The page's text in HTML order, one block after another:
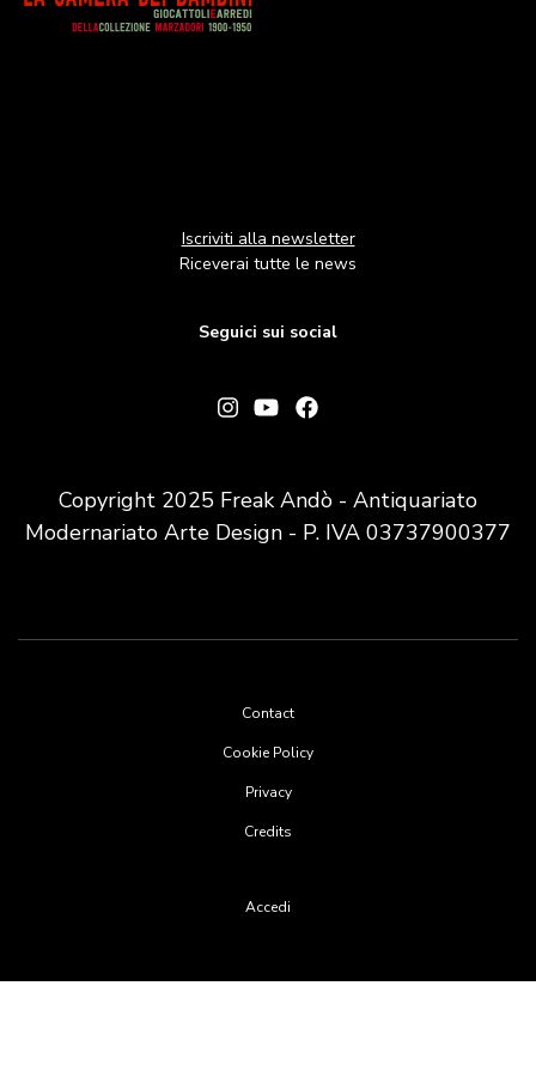
Iscriviti alla newsletter
Riceverai tutte le news
Seguici sui social
Copyright 2025 Freak Andò - Antiquariato
Modernariato Arte Design - P. IVA 03737900377
Contact
Cookie Policy
Privacy
Credits
Accedi